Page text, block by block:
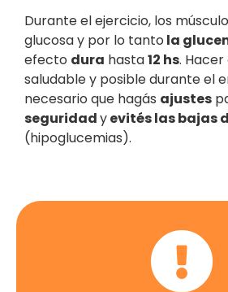
Durante el ejercicio, los
glucosa y por lo tanto la
efecto dura hasta12 hs.
saludable y posible durante el
necesario que hagás ajustes
seguridadyevités las bajas
(hipoglucemias).